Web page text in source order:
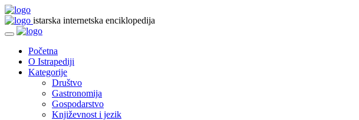
istarska internetska enciklopedija
Početna
O Istrapediji
Kategorije
Društvo
Gastronomija
Gospodarstvo
Književnost i jezik